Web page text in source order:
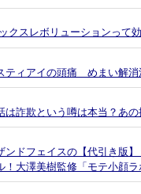
クスレボリューションって
ィアイの頭痛 めまい解消
は詐欺という噂は本当？あ
ンドフェイスの【代引き版
！大澤美樹監修「モテ小顔